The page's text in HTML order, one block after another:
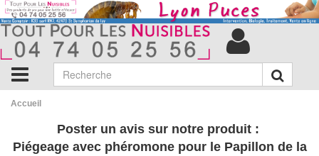
Accueil
Poster un avis sur notre produit :
Piégeage avec phéromone pour le Papillon de la